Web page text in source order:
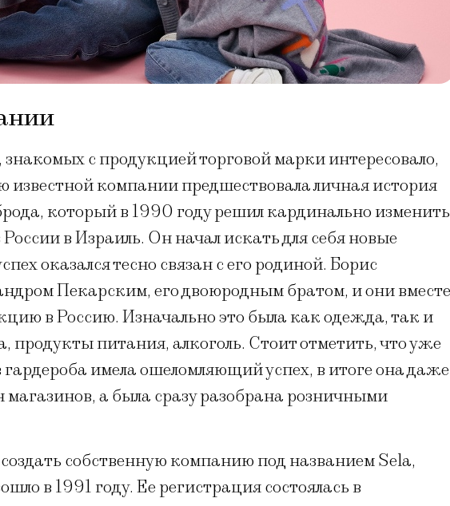
с продукцией торговой марки интересовало,
известной компании предшествовала личная история
который в 1990 году решил кардинально изменить
России в Израиль. Он начал искать для себя новые
оказался тесно связан с его родиной. Борис
Пекарским, его двоюродным братом, и они вместе
в Россию. Изначально это была как одежда, так и
продукты питания, алкоголь. Стоит отметить, что уже
имела ошеломляющий успех, в итоге она даже
магазинов, а была сразу разобрана розничными
собственную компанию под названием Sela,
в 1991 году. Ее регистрация состоялась в